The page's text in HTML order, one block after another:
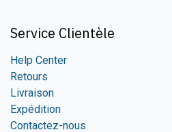
Service Clientèle
Help Center
Retours
Livraison
Expédition
Contactez-nous